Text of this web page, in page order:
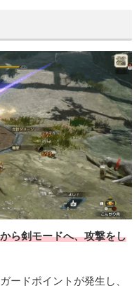
ら剣モードへ、攻撃をし
ードポイントが発生し、